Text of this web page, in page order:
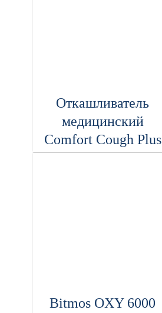
Откашливатель
медицинский
Comfort Cough Plus
Bitmos OXY 6000